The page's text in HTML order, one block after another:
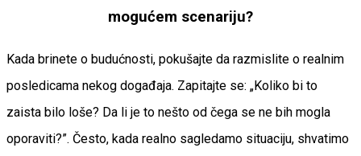
mogućem scenariju?
Kada brinete o budućnosti, pokušajte da razmislite o realnim
posledicama nekog događaja. Zapitajte se: „Koliko bi to
zaista bilo loše? Da li je to nešto od čega se ne bih mogla
oporaviti?”. Često, kada realno sagledamo situaciju, shvatimo